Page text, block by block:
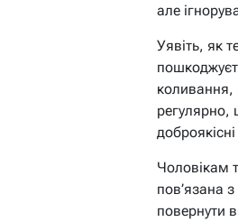
але
Уявіть, як
коливання,
регулярно,
Чоловікам
пов’язана
повернути